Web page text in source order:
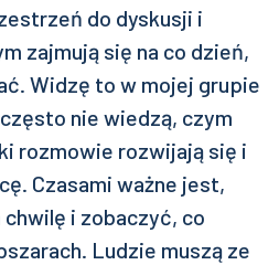
do dyskusji i
zajmują się na co dzień,
Widzę to w mojej grupie
nie wiedzą, czym
rozmowie rozwijają się i
Czasami ważne jest,
i zobaczyć, co
Ludzie muszą ze